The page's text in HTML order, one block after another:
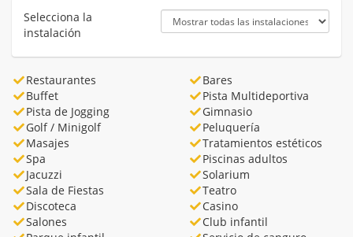
Selecciona la
instalación
Restaurantes
Bares
Buffet
Pista Multideportiva
Pista de Jogging
Gimnasio
Golf / Minigolf
Peluquería
Masajes
Tratamientos estéticos
Spa
Piscinas adultos
Jacuzzi
Solarium
Sala de Fiestas
Teatro
Discoteca
Casino
Salones
Club infantil